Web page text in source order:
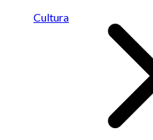
Cultura